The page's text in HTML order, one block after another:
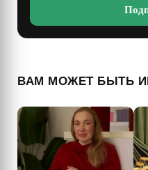
ВАМ МОЖЕТ БЫТЬ